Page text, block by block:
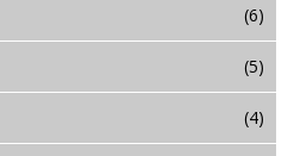
(6)
(5)
(4)